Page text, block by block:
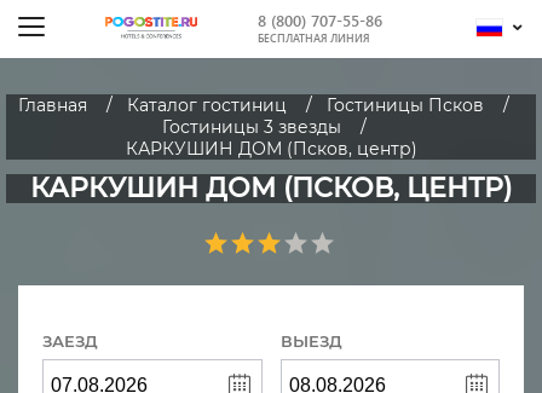
8 (800) 707-55-86
БЕСПЛАТНАЯ ЛИНИЯ
Главная Каталог гостиниц
Гостиницы Псков
Гостиницы 3 звезды
КАРКУШИН ДОМ (Псков, центр)
КАРКУШИН ДОМ (ПСКОВ, ЦЕНТР)
ЗАЕЗД ВЫЕЗД